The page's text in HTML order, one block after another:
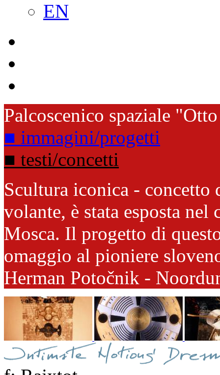
EN
Palcoscenico spaziale
■ immagini/progetti
■ testi/concetti
Scultura iconica - concetto
volante, è stata esposta
Mosca. Il progetto di
omaggio al pioniere
Herman Potočnik -